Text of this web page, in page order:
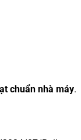
chuẩn nhà máy.